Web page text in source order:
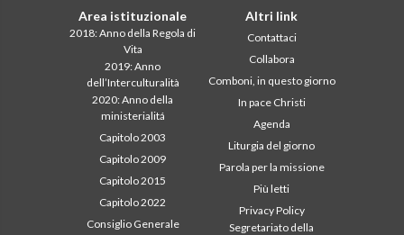
Area istituzionale
2018: Anno della Regola di
Vita
2019: Anno
dell’Interculturalità
2020: Anno della
ministerialitá
Capitolo 2003
Capitolo 2009
Capitolo 2015
Capitolo 2022
Consiglio Generale
Altri link
Contattaci
Collabora
Comboni, in questo giorno
In pace Christi
Agenda
Liturgia del giorno
Parola per la missione
Più letti
Privacy Policy
Segretariato della